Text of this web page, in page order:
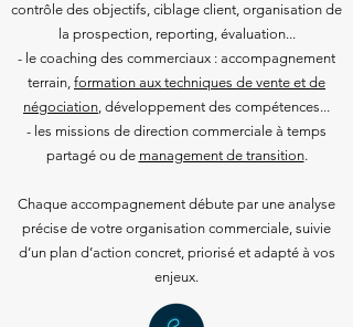
contrôle des objectifs, ciblage client, organisation de
la prospection, reporting, évaluation...
- le coaching des commerciaux : accompagnement
terrain, formation aux techniques de vente et de
négociation, développement des compétences...
- les missions de direction commerciale à temps
partagé ou de management de transition.
Chaque accompagnement débute par une analyse
précise de votre organisation commerciale, suivie
d’un plan d’action concret, priorisé et adapté à vos
enjeux.